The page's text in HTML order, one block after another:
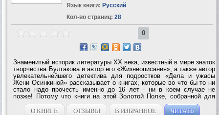
Язык книги: Русский
Кол-во страниц: 28
0
Знаменитый историк литературы ХХ века, известный в мире знаток
творчества Булгакова и автор его «Жизнеописания», а также автор
увлекательнейшего детектива для подростков «Дела и ужасы
Жени Осинкиной» рассказывает о книгах, которые во что бы то ни
стало надо прочесть именно до 16 лет - ни в коем случае не
позже! Потому что книги на этой Золотой Полке, собранной для
вас Мариэттой Чудаковой, так хитро написаны, что если вы
опоздаете и...
О КНИГЕ ОТЗЫВЫ В ИЗБРАННОЕ ЧИТАТЬ